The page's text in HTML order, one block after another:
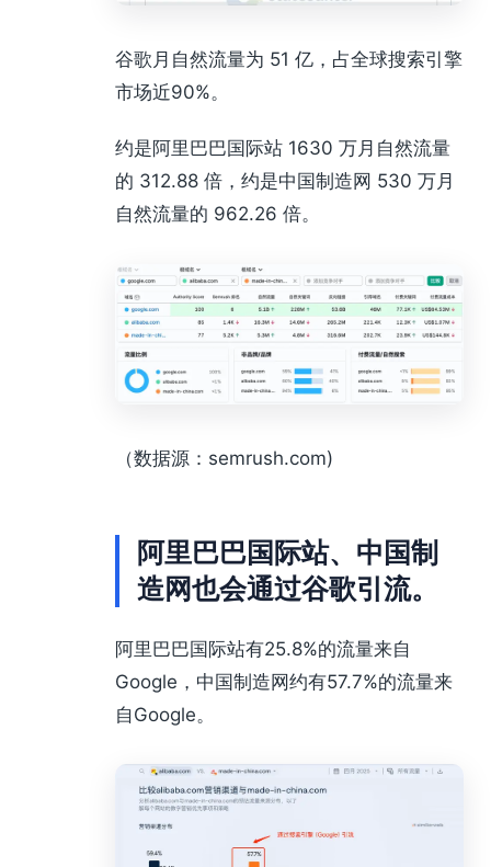
谷歌月自然流量为 51 亿，占全球搜索引擎
市场近90%。
约是阿里巴巴国际站 1630 万月自然流量
的 312.88 倍，约是中国制造网 530 万月
自然流量的 962.26 倍。
（数据源：semrush.com)
阿里巴巴国际站、中国制
造网也会通过谷歌引流。
阿里巴巴国际站有25.8%的流量来自
Google，中国制造网约有57.7%的流量来
自Google。